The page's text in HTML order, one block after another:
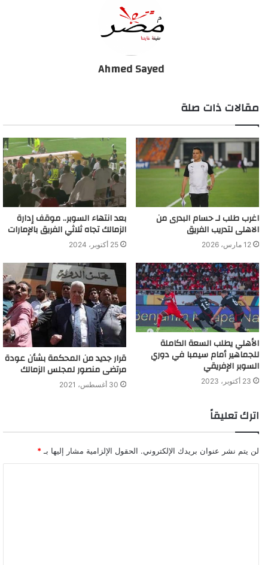
انتهاء الدورة البرلمانية الحالية، إلا كل نائب محترم، يسعى للحفاظ
على مكتسبات هذا الشعب ومقدراته”.
ستنكشف كل الحقائق، وتسقط ورقة التوت التي تحتمي بها، ويتهاوى
وأبناؤك، على القلعة البيضاء.. إن غدا لناظره قريب”.
وكان أحمد سليمان قد ترشح لمنصب الرئيس في الانتخابات الماضية،
لكنه خسر أمام مرتضى منصور رئيس النادي الحالي.
عضو إدارة الزمالك السابق يفتح النار على مرتضى منصور
Ahmed Sayed
مقالات ذات صلة
اغرب طلب لـ حسام البدرى من
الاهلى لتدريب الفريق
12 مارس، 2026
بعد انتهاء السوبر.. موقف إدارة
الزمالك تجاه ثلاثي الفريق بالإمارات
25 أكتوبر، 2024
الأهلي يطلب السعة الكاملة
للجماهير أمام سيمبا في دوري
السوبر الإفريقي
23 أكتوبر، 2023
قرار جديد من المحكمة بشأن عودة
مرتضى منصور لمجلس الزمالك
30 أغسطس، 2021
اترك تعليقاً
لن يتم نشر عنوان بريدك الإلكتروني. الحقول الإلزامية مشار إليها بـ *